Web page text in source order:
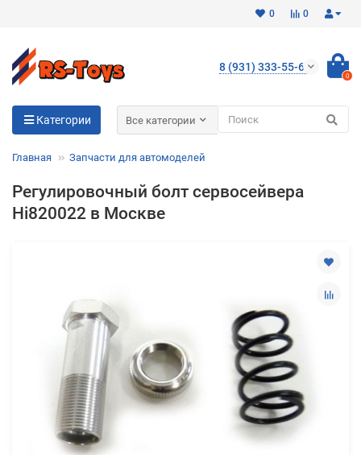
0
0
8 (931) 333-55-65
0
Категории Все категории
Главная Запчасти для автомоделей
Регулировочный болт сервосейвера
Hi820022 в Москве
Разбейте
без переплат
Сегодня
Добавляйте товары
в корзину